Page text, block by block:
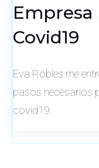
Empresa
Covid19
Eva Robles me
pasos necesarios
covid19.